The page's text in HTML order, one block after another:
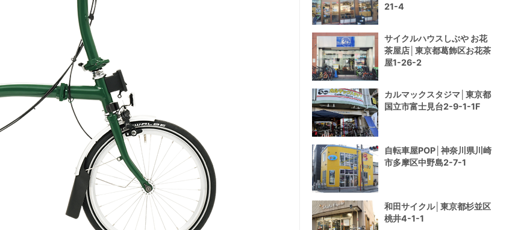
21-4
サイクルハウスしぶや お花
茶屋店│東京都葛飾区お花茶
屋1-26-2
カルマックスタジマ│東京都
国立市富士見台2-9-1-1F
自転車屋POP│神奈川県川崎
市多摩区中野島2-7-1
和田サイクル│東京都杉並区
桃井4-1-1